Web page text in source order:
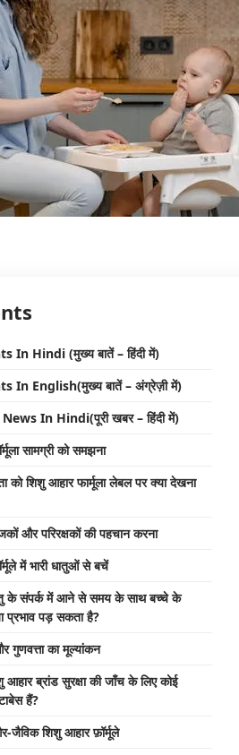
In Hindi (मुख्य बातें – हिंदी में)
In English(मुख्य बातें – अंग्रेज़ी में)
In Hindi(पूरी खबर – हिंदी में)
सामग्री को समझना
को शिशु आहार फार्मूला लेबल पर क्या देखना
और परिरक्षकों की पहचान करना
में भारी धातुओं से बचें
के संपर्क में आने से समय के साथ बच्चे के
प्रभाव पड़ सकता है?
गुणवत्ता का मूल्यांकन
आहार ब्रांड सुरक्षा की जाँच के लिए कोई
हैं?
जैविक शिशु आहार फ़ॉर्मूले